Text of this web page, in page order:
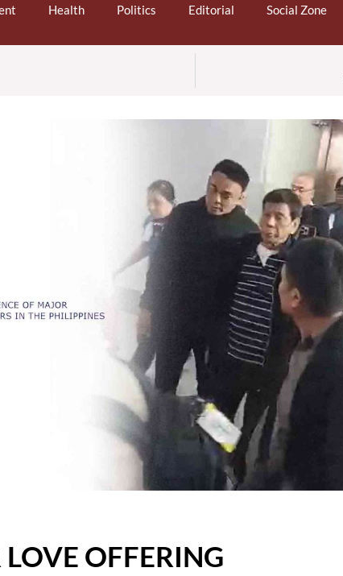
Health Politics Editorial Social Zone
OFFERING